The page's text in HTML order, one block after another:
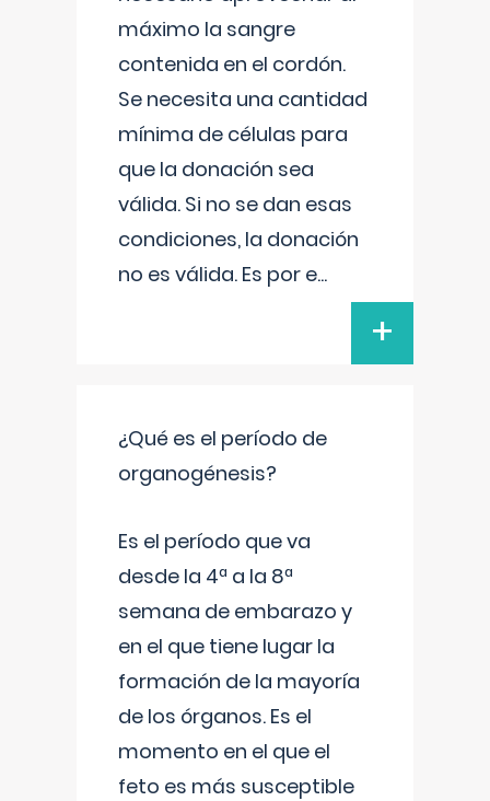
máximo la sangre
contenida en el cordón.
Se necesita una cantidad
mínima de células para
que la donación sea
válida. Si no se dan esas
condiciones, la donación
no es válida. Es por e...
+
¿Qué es el período de
organogénesis?
Es el período que va
desde la 4ª a la 8ª
semana de embarazo y
en el que tiene lugar la
formación de la mayoría
de los órganos. Es el
momento en el que el
feto es más susceptible